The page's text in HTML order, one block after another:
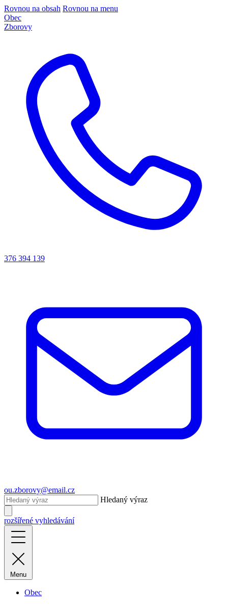
Rovnou na obsah Rovnou na menu
Obec
Zborovy
376 394 139
ou.zborovy@email.cz
Hledaný výraz
rozšířené vyhledávání
Menu
Obec